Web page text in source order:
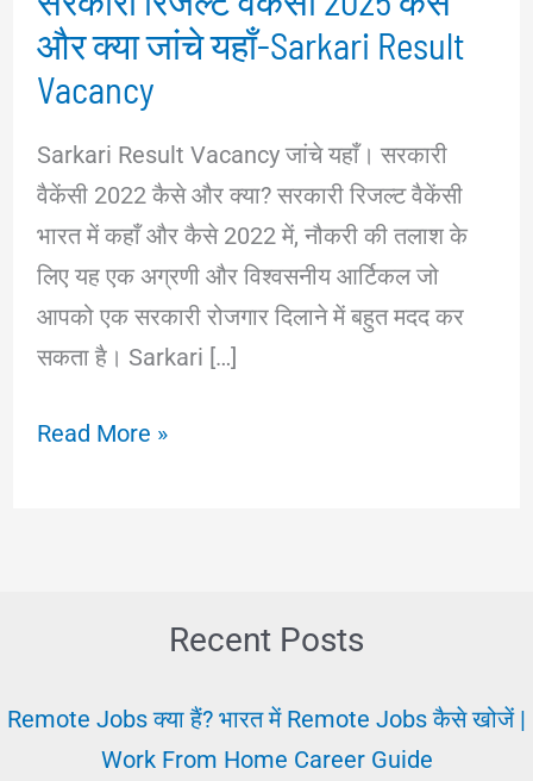
और क्या जांचे यहाँ-Sarkari Result
Vacancy
Sarkari Result Vacancy जांचे यहाँ। सरकारी
वैकेंसी 2022 कैसे और क्या? सरकारी रिजल्ट वैकेंसी
भारत में कहाँ और कैसे 2022 में, नौकरी की तलाश के
लिए यह एक अग्रणी और विश्वसनीय आर्टिकल जो
आपको एक सरकारी रोजगार दिलाने में बहुत मदद कर
सकता है। Sarkari […]
सरकारी
जांचे
Read More »
Recent Posts
Remote Jobs क्या हैं? भारत में Remote Jobs कैसे खोजें |
Work From Home Career Guide